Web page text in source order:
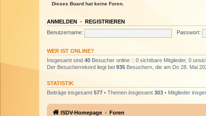
Dieses Board hat keine Foren.
ANMELDEN • REGISTRIEREN
Benutzername:
Passwort:
WER IST ONLINE?
Insgesamt sind 40 Besucher online :: 0 sichtbare Mitglieder, 0
Der Besucherrekord liegt bei 935 Besuchern, die am Do 28. Mai
STATISTIK
Beiträge insgesamt 577 • Themen insgesamt 303 • Mitglieder
ISDV-Homepage Foren